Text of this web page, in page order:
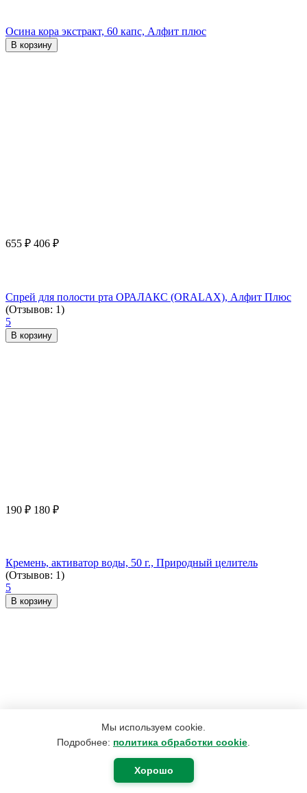
Мы используем cookie.
Подробнее: политика обработки cookie
Хорошо
Осина кора экстракт, 60 капс, Алфит плюс
В корзину
655 ₽ 406 ₽
Спрей для полости рта ОРАЛАКС (ORALAX), Алфит Плюс
(Отзывов: 1)
5
В корзину
190 ₽ 180 ₽
Кремень, активатор воды, 50 г., Природный целитель
(Отзывов: 1)
5
В корзину